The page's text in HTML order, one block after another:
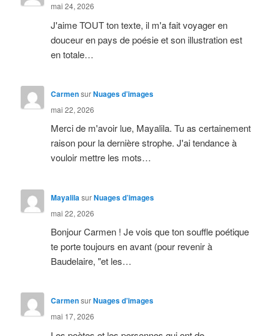
mai 24, 2026
J'aime TOUT ton texte, il m'a fait voyager en
douceur en pays de poésie et son illustration est
en totale…
CarmensurNuages d’images
mai 22, 2026
Merci de m'avoir lue, Mayalila. Tu as certainement
raison pour la dernière strophe. J'ai tendance à
vouloir mettre les mots…
MayalilasurNuages d’images
mai 22, 2026
Bonjour Carmen ! Je vois que ton souffle poétique
te porte toujours en avant (pour revenir à
Baudelaire, "et les…
CarmensurNuages d’images
mai 17, 2026